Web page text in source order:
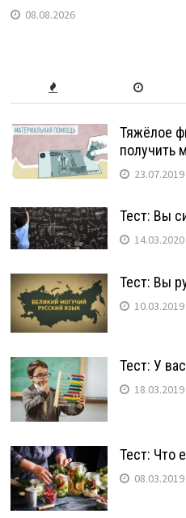
08.08.2026
Тяжёлое
получить
23.07.2019
Тест: Вы
14.03.2020
Тест: Вы
10.03.2019
Тест: У
18.03.2019
Тест: Что
08.03.2019